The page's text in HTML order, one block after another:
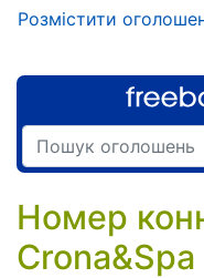
Розмістити
Номер
Crona&Spa